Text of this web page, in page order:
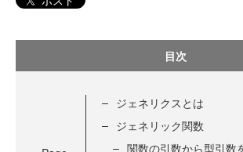
目次
ジェネリクスとは
ジェネリック関数
関数の引数から型引数